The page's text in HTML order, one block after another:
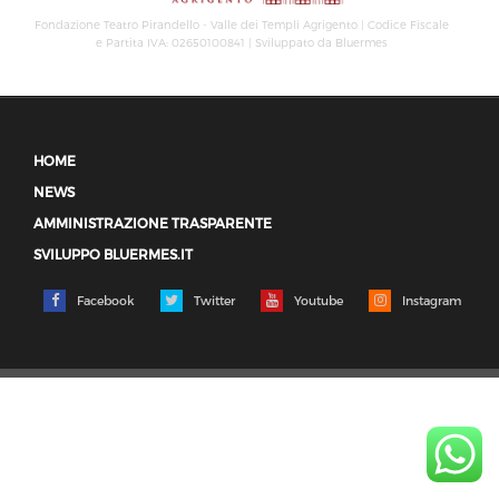
Fondazione Teatro Pirandello - Valle dei Templi Agrigento | Codice Fiscale
e Partita IVA: 02650100841 | Sviluppato da Bluermes
HOME
NEWS
AMMINISTRAZIONE TRASPARENTE
SVILUPPO BLUERMES.IT
Facebook Twitter Youtube Instagram